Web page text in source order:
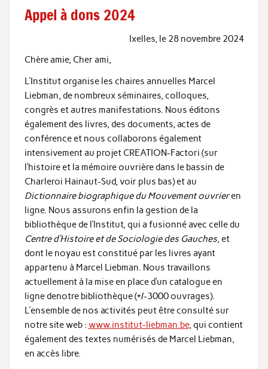
Appel à dons 2024
Ixelles, le 28 novembre 2024
Chère amie, Cher ami,
L’Institut organise les chaires annuelles Marcel
Liebman, de nombreux séminaires, colloques,
congrès et autres manifestations. Nous éditons
également des livres, des documents, actes de
conférence et nous collaborons également
intensivement au projet CREATION-Factori (sur
l’histoire et la mémoire ouvrière dans le bassin de
Charleroi Hainaut-Sud, voir plus bas) et au
Dictionnaire biographique du Mouvement ouvrieren
ligne. Nous assurons enfin la gestion de la
bibliothèque de l’Institut, qui a fusionné avec celle du
Centre d’Histoire et de Sociologie des Gauches, et
dont le noyau est constitué par les livres ayant
appartenu à Marcel Liebman. Nous travaillons
actuellement à la mise en place d’un catalogue en
ligne denotre bibliothèque (+/-3000 ouvrages).
L’ensemble de nos activités peut être consulté sur
notre site web : www.institut-liebman.be, qui contient
également des textes numérisés de Marcel Liebman,
en accès libre.